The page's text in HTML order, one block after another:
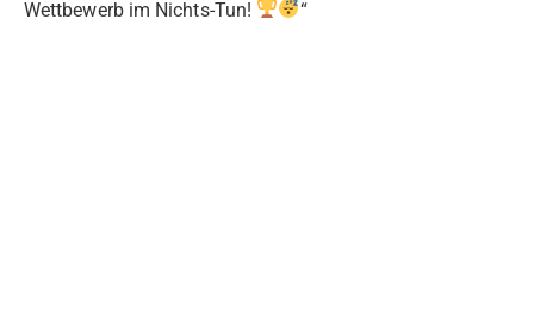
Wettbewerb im Nichts-Tun!
“